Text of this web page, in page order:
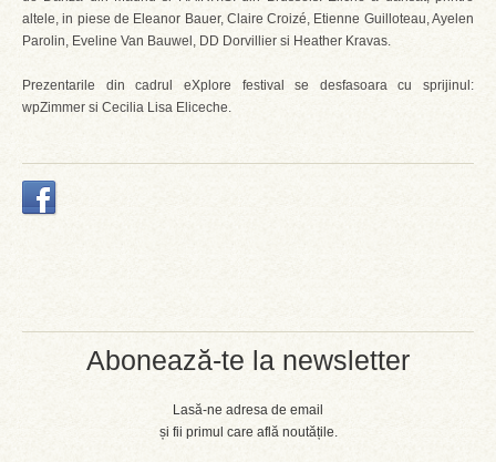
Abonează-te la newsletter
Lasă-ne adresa de email
și fii primul care află noutățile.
altele, in piese de Eleanor Bauer, Claire Croizé, Etienne Guilloteau, Ayelen
Parolin, Eveline Van Bauwel, DD Dorvillier si Heather Kravas.
Prezentarile din cadrul eXplore festival se desfasoara cu sprijinul:
wpZimmer si Cecilia Lisa Eliceche.